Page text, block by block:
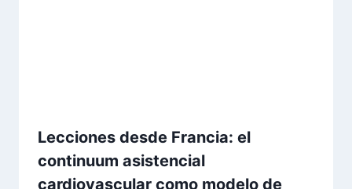
Lecciones desde Francia: el
continuum asistencial
cardiovascular como modelo de